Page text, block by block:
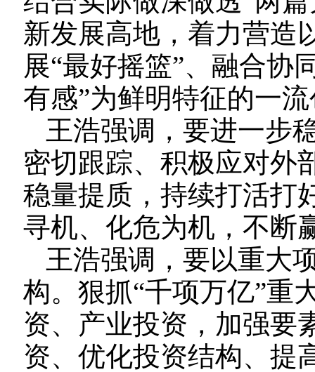
新发展高地，着力营造
展“最好摇篮”、融合协
有感”为鲜明特征的一
王浩强调，要进一步
密切跟踪、积极应对外
稳量提质，持续打活打
寻机、化危为机，不断
王浩强调，要以重大
构。狠抓“千项万亿”重
资、产业投资，加强要
资、优化投资结构、提